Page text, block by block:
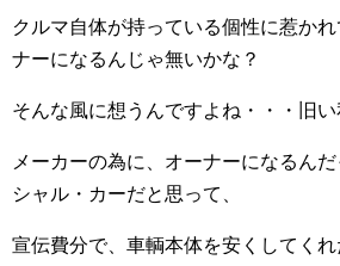
クルマ自体が持っている個性に惹か
ナーになるんじゃ無いかな？
そんな風に想うんですよね・・・旧い
メーカーの為に、オーナーになるん
シャル・カーだと思って、
宣伝費分で、車輌本体を安くしてく